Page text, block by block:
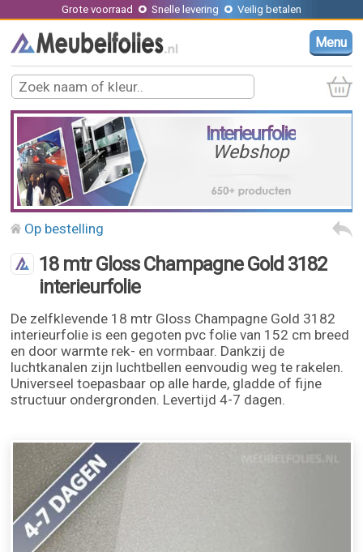
Grote voorraad Snelle levering Veilig betalen
Menu
Interieurfolie
Webshop
Op bestelling
18 mtr Gloss Champagne Gold 3182
interieurfolie
De zelfklevende 18 mtr Gloss Champagne Gold 3182
interieurfolie is een gegoten pvc folie van 152 cm breed
en door warmte rek- en vormbaar. Dankzij de
luchtkanalen zijn luchtbellen eenvoudig weg te rakelen.
Universeel toepasbaar op alle harde, gladde of fijne
structuur ondergronden. Levertijd 4-7 dagen.